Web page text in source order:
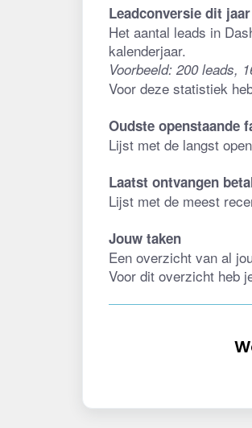
Leadconversie dit jaar
Het aantal leads in
kalenderjaar.
Voorbeeld: 200 leads,
Voor deze statistiek
Oudste openstaande
Lijst met de langst
Laatst ontvangen
Lijst met de meest
Jouw taken
Een overzicht van al
Voor dit overzicht heb